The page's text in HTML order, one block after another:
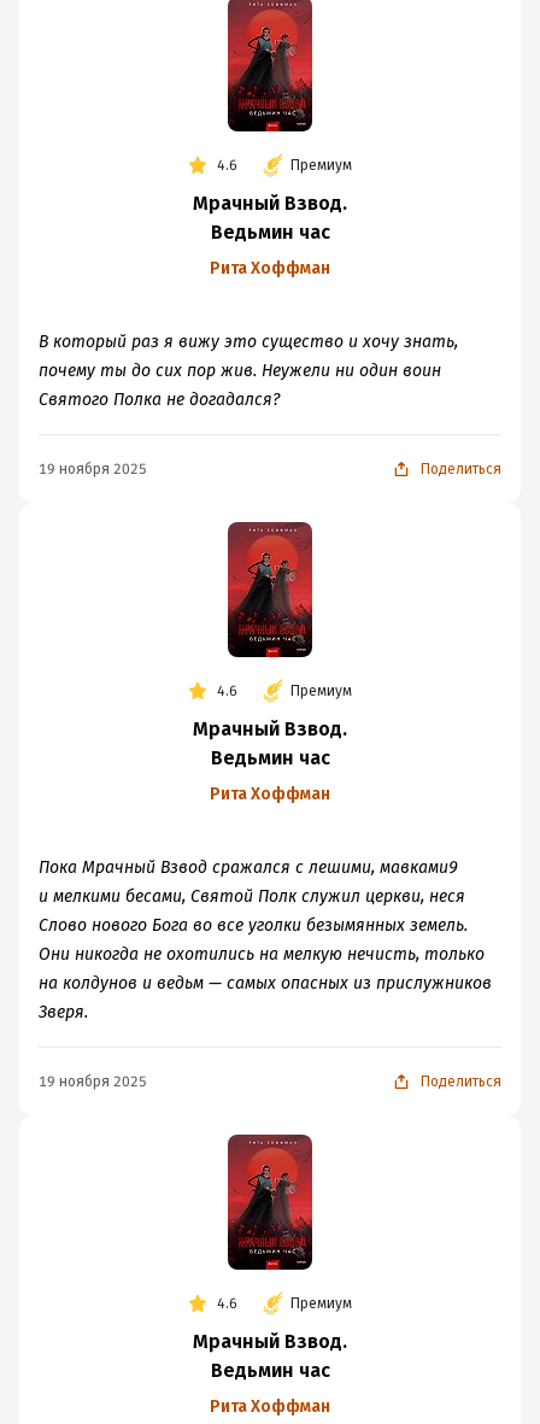
4.6 Премиум
Мрачный Взвод.
Ведьмин час
Рита Хоффман
В который раз я вижу это существо и хочу знать,
почему ты до сих пор жив. Неужели ни один воин
Святого Полка не дога­дался?
19 ноября 2025 Поделиться
4.6 Премиум
Мрачный Взвод.
Ведьмин час
Рита Хоффман
Пока Мрачный Взвод сражался с лешими, мавками9
и мелки­ми бесами, Святой Полк служил церкви, неся
Слово нового Бога во все уголки безымянных земель.
Они никогда не охотились на мелкую нечисть, только
на колдунов и ведьм — самых опасных из прислужников
Зверя.
19 ноября 2025 Поделиться
4.6 Премиум
Мрачный Взвод.
Ведьмин час
Рита Хоффман